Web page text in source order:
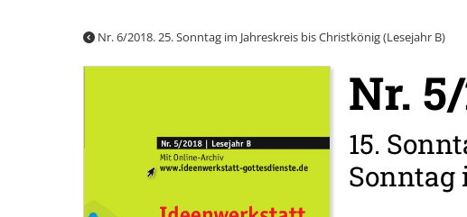
Nr. 6/2018. 25. Sonntag im Jahreskreis bis Christkönig (Lesejahr B)
Nr.
:
15.
Sonntag